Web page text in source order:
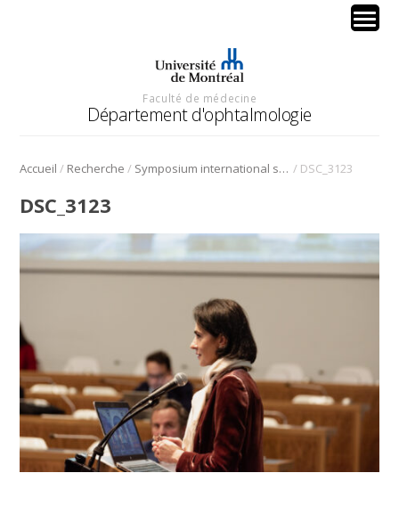
Faculté de médecine
Département d'ophtalmologie
Accueil / Recherche / Symposium international sur l’angiogenèse rétinienne et choroïdienne / DSC_3123
DSC_3123